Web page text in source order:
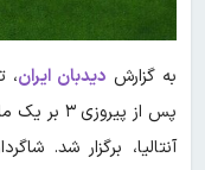
به گزارش دیدبان ایران،
پس از
آنتالیا، برگزار شد.